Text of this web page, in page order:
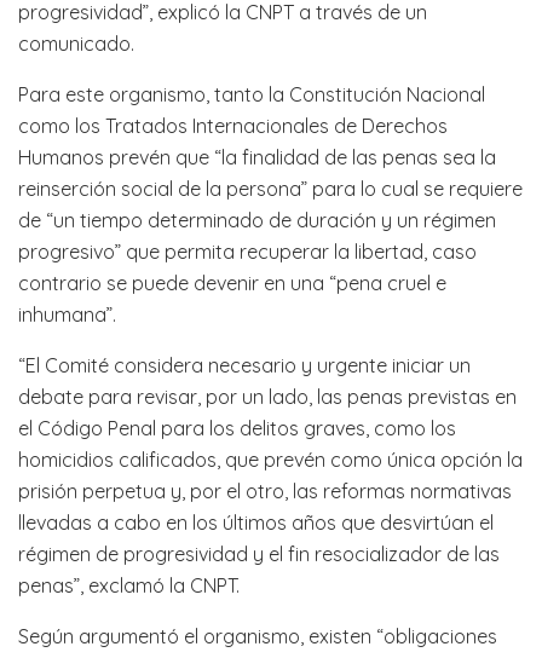
progresividad”, explicó la CNPT a través de un
comunicado.
Para este organismo, tanto la Constitución Nacional
como los Tratados Internacionales de Derechos
Humanos prevén que “la finalidad de las penas sea la
reinserción social de la persona” para lo cual se requiere
de “un tiempo determinado de duración y un régimen
progresivo” que permita recuperar la libertad, caso
contrario se puede devenir en una “pena cruel e
inhumana”.
“El Comité considera necesario y urgente iniciar un
debate para revisar, por un lado, las penas previstas en
el Código Penal para los delitos graves, como los
homicidios calificados, que prevén como única opción la
prisión perpetua y, por el otro, las reformas normativas
llevadas a cabo en los últimos años que desvirtúan el
régimen de progresividad y el fin resocializador de las
penas”, exclamó la CNPT.
Según argumentó el organismo, existen “obligaciones